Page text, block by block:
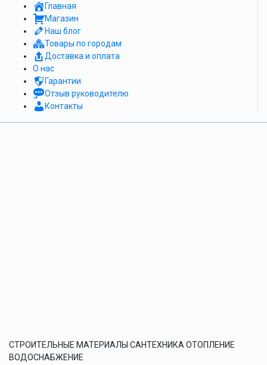
Главная
Магазин
Наш блог
Товары по городам
Доставка и оплата
О нас
Гарантии
Отзыв руководителю
Контакты
СТРОИТЕЛЬНЫЕ МАТЕРИАЛЫ САНТЕХНИКА ОТОПЛЕНИЕ
ВОДОСНАБЖЕНИЕ